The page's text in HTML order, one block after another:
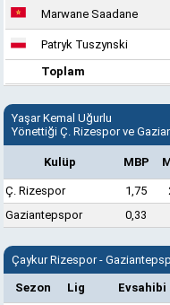
Marwane Saadane
Patryk Tuszynski
Toplam
Yaşar Kemal Uğurlu
Yönettiği Ç. Rizespor ve
Kulüp MBP
Ç. Rizespor 1,75
Gaziantepspor
0,33
Çaykur Rizespor -
Sezon Lig Evsahibi